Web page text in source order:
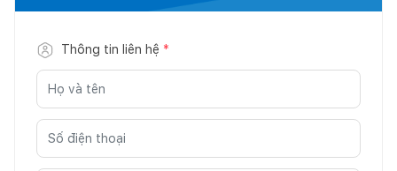
Thông tin liên hệ *